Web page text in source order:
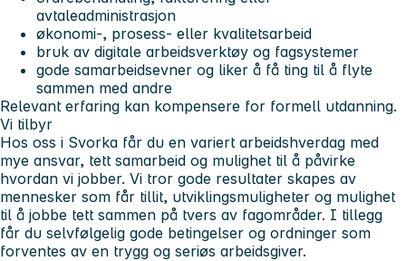
avtaleadministrasjon
økonomi-, prosess- eller kvalitetsarbeid
bruk av digitale arbeidsverktøy og fagsystemer
gode samarbeidsevner og liker å få ting til å flyte
sammen med andre
Relevant erfaring kan kompensere for formell utdanning.
Vi tilbyr
Hos oss i Svorka får du en variert arbeidshverdag med
mye ansvar, tett samarbeid og mulighet til å påvirke
hvordan vi jobber. Vi tror gode resultater skapes av
mennesker som får tillit, utviklingsmuligheter og mulighet
til å jobbe tett sammen på tvers av fagområder. I tillegg
får du selvfølgelig gode betingelser og ordninger som
forventes av en trygg og seriøs arbeidsgiver.